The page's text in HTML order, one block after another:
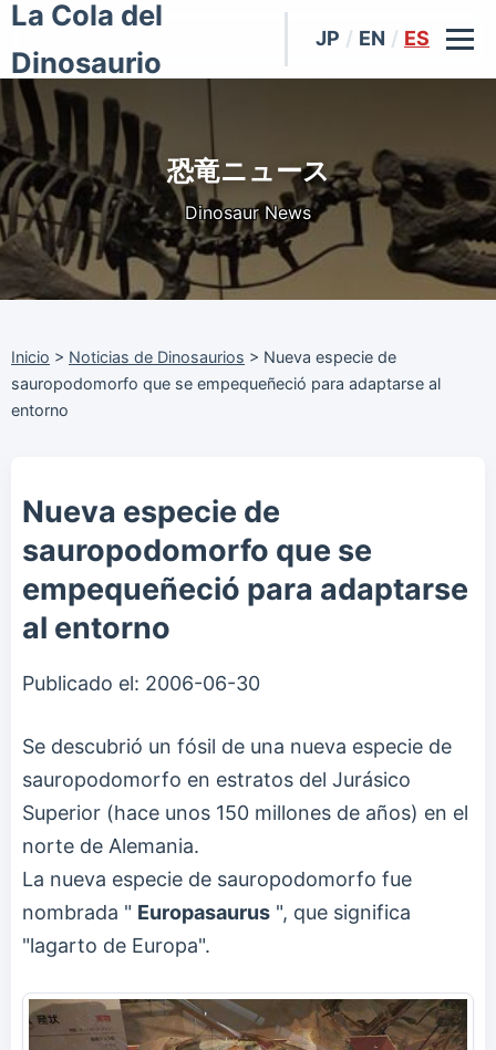
La Cola del
Dinosaurio
JP / EN / ES
恐竜ニュース
Dinosaur News
Inicio > Noticias de Dinosaurios > Nueva especie de
sauropodomorfo que se empequeñeció para adaptarse al
entorno
Nueva especie de
sauropodomorfo que se
empequeñeció para adaptarse
al entorno
Publicado el: 2006-06-30
Se descubrió un fósil de una nueva especie de
sauropodomorfo en estratos del Jurásico
Superior (hace unos 150 millones de años) en el
norte de Alemania.
La nueva especie de sauropodomorfo fue
nombrada " Europasaurus ", que significa
"lagarto de Europa".